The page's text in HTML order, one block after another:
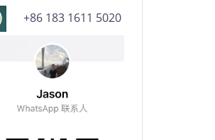
+86 183 1611 5020